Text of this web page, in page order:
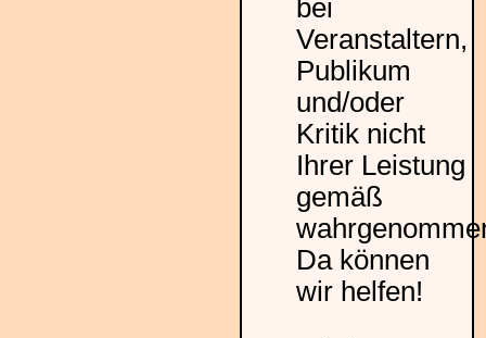
bei
Veranstaltern,
Publikum
und/oder
Kritik nicht
Ihrer Leistung
gemäß
Da können
wir helfen!